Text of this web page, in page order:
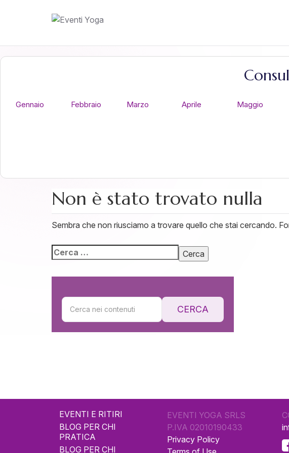
Gennaio Febbraio Marzo Aprile Maggio
Non è stato trovato nulla
Sembra che non riusciamo a trovare quello che stai cercando.
CERCA
EVENTI E RITIRI
BLOG PER CHI
PRATICA
BLOG PER CHI
EVENTI YOGA SRLS
P.IVA 02010190433
Privacy Policy